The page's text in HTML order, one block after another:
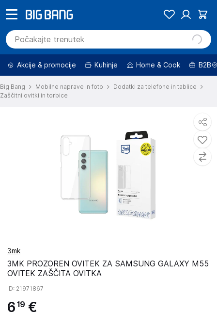
Akcije & promocije Kuhinje Home & Cook B2B
Big Bang Mobilne naprave in foto
Dodatki za telefone in tablice
Zaščitni ovitki in torbice
3mk
3MK PROZOREN OVITEK ZA SAMSUNG GALAXY M55
OVITEK ZAŠČITA OVITKA
ID: 21971867
6 19 €